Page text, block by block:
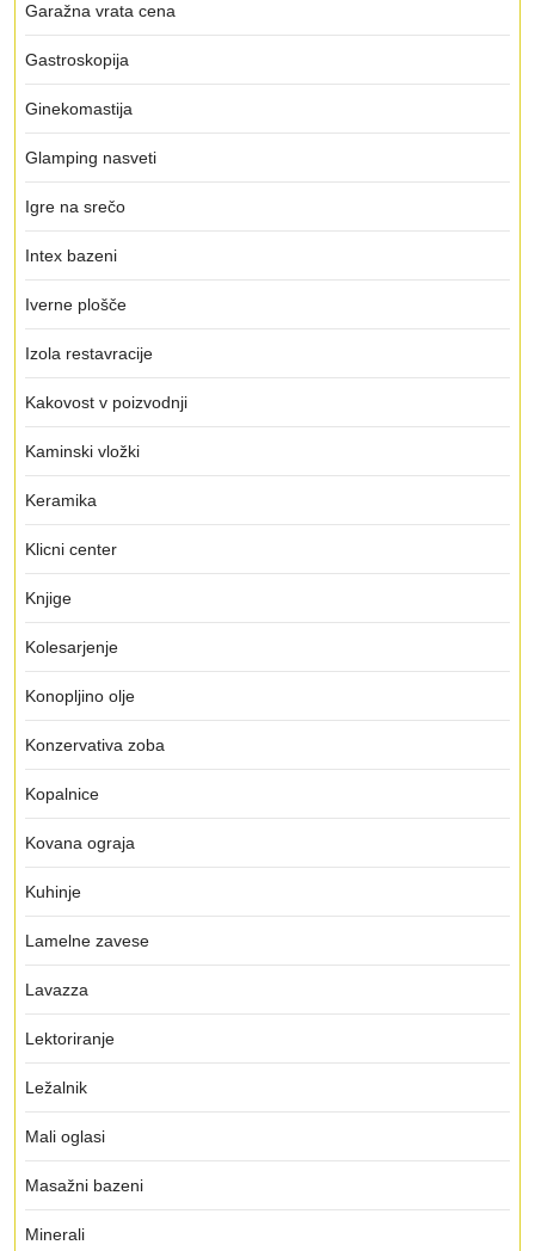
Garažna vrata cena
Gastroskopija
Ginekomastija
Glamping nasveti
Igre na srečo
Intex bazeni
Iverne plošče
Izola restavracije
Kakovost v poizvodnji
Kaminski vložki
Keramika
Klicni center
Knjige
Kolesarjenje
Konopljino olje
Konzervativa zoba
Kopalnice
Kovana ograja
Kuhinje
Lamelne zavese
Lavazza
Lektoriranje
Ležalnik
Mali oglasi
Masažni bazeni
Minerali